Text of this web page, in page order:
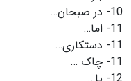
10- در صبحان…
11- اما…
11- دستکاری…
11- چاک …